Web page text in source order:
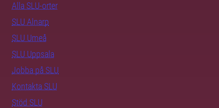
Alla SLU-orter
SLU Alnarp
SLU Umeå
SLU Uppsala
Jobba på SLU
Kontakta SLU
Stöd SLU